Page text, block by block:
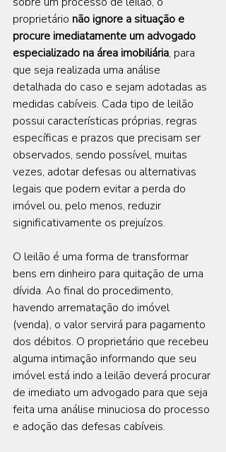
proprietário não ignore a situação e
procure imediatamente um advogado
especializado na área imobiliária, para
que seja realizada uma análise
detalhada do caso e sejam adotadas as
medidas cabíveis. Cada tipo de leilão
possui características próprias, regras
específicas e prazos que precisam ser
observados, sendo possível, muitas
vezes, adotar defesas ou alternativas
legais que podem evitar a perda do
imóvel ou, pelo menos, reduzir
significativamente os prejuízos.
O leilão é uma forma de transformar
bens em dinheiro para quitação de uma
dívida. Ao final do procedimento,
havendo arrematação do imóvel
(venda), o valor servirá para pagamento
dos débitos. O proprietário que recebeu
alguma intimação informando que seu
imóvel está indo a leilão deverá procurar
de imediato um advogado para que seja
feita uma análise minuciosa do processo
e adoção das defesas cabíveis.